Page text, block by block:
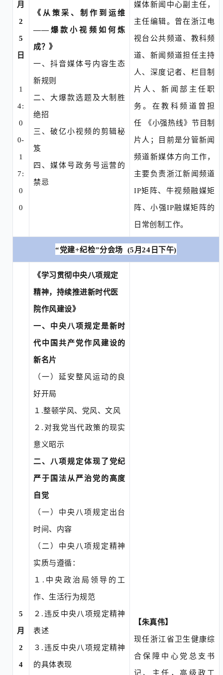
月
2
5
日
1
4:
0
0-
1
7:
0
0
《从策采、制作到运维
——爆款小视频如何炼
成？》
一、 抖音媒体号内容生态
新规则
二、 大爆款选题及大制胜
绝招
三、 破亿小视频的剪辑秘
笈
四、 媒体号政务号运营的
禁忌
媒体新闻中心副主任，
主任编辑。曾在浙江电
视台公共频道、教科频
道、新闻频道担任主持
人、深度记者、栏目制
片人、新闻部主任职
务。在教科频道曾担
任 《小强热线》节目制
片人；目前是分管新闻
频道新媒体方向工作，
主要负责浙江新闻频道
IP矩阵、牛视频融媒矩
阵、小强IP融媒矩阵的
日常创制工作。
“党建+纪检”分会场 (5月24日下午)
5
月
2
4
《学习贯彻中央八项规定
精神，持续推进新时代医
院作风建设》
一、中央八项规定是新时
代中国共产党作风建设的
新名片
（一）延安整风运动的良
好开局
１ .整顿学风、党风、文风
２ . 对我党当代政策的现实
意义昭示
二、八项规定体现了党纪
严于国法从严治党的高度
自觉
（一）中央八项规定出台
时间、内容
（二）中央八项规定精神
实质与遵循：
１ . 中央政治局领导的工
作、生活行为规范
２ .违反中央八项规定精神
表述
３ .违反中央八项规定精神
的具体表现
【朱真伟】
现任浙江省卫生健康综
合保障中心党总支书
记、主任，高级政工